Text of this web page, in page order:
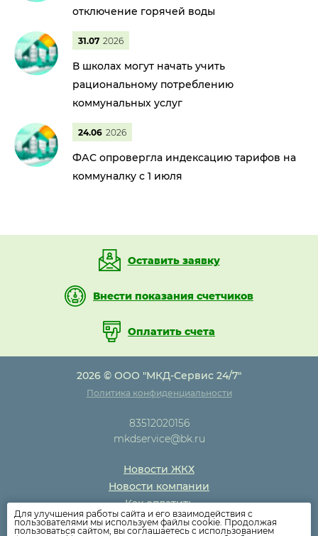
отключение горячей воды
31.07 2026
В школах могут начать учить
рациональному потреблению
коммунальных услуг
24.06 2026
ФАС опровергла индексацию тарифов на
коммуналку с 1 июля
Оставить заявку
Внести показания счетчиков
Оплатить счета
2026 © ООО "МКД-Сервис 24/7"
Политика конфиденциальности
83512020156
mkdservice@bk.ru
Новости ЖКХ
Новости компании
Как оплатить
Дома
Для улучшения работы сайта и его взаимодействия с
пользователями мы используем файлы cookie. Продолжая
пользоваться сайтом, вы соглашаетесь с использованием